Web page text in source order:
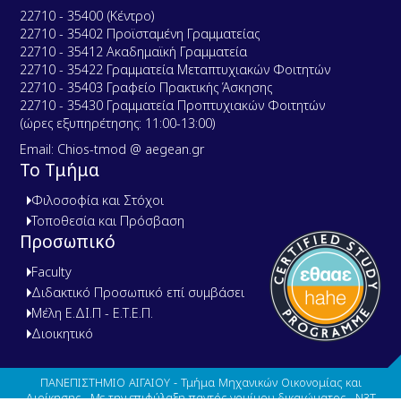
22710 - 35400 (Κέντρο)
22710 - 35402 Προϊσταμένη Γραμματείας
22710 - 35412 Ακαδημαϊκή Γραμματεία
22710 - 35422 Γραμματεία Μεταπτυχιακών Φοιτητών
22710 - 35403 Γραφείο Πρακτικής Άσκησης
22710 - 35430 Γραμματεία Προπτυχιακών Φοιτητών
(ώρες εξυπηρέτησης: 11:00-13:00)
Email: Chios-tmod @ aegean.gr
Το Τμήμα
Φιλοσοφία και Στόχοι
Τοποθεσία και Πρόσβαση
Προσωπικό
Faculty
Διδακτικό Προσωπικό επί συμβάσει
Μέλη Ε.ΔΙ.Π - Ε.Τ.Ε.Π.
Διοικητικό
ΠΑΝΕΠΙΣΤΗΜΙΟ ΑΙΓΑΙΟΥ - Τμήμα Μηχανικών Οικονομίας και
Διοίκησης . Με την επιφύλαξη παντός νομίμου δικαιώματος.N3T